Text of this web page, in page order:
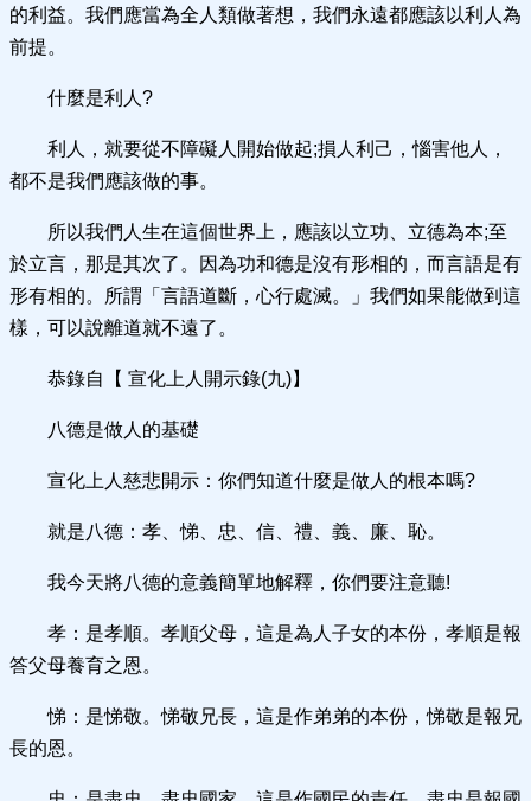
的利益。我們應當為全人類做著想，我們永遠都應該以利人為
前提。
什麼是利人?
利人，就要從不障礙人開始做起;損人利己，惱害他人，
都不是我們應該做的事。
所以我們人生在這個世界上，應該以立功、立德為本;至
於立言，那是其次了。因為功和德是沒有形相的，而言語是有
形有相的。所謂「言語道斷，心行處滅。」我們如果能做到這
樣，可以說離道就不遠了。
恭錄自【 宣化上人開示錄(九)】
八德是做人的基礎
宣化上人慈悲開示：你們知道什麼是做人的根本嗎?
就是八德：孝、悌、忠、信、禮、義、廉、恥。
我今天將八德的意義簡單地解釋，你們要注意聽!
孝：是孝順。孝順父母，這是為人子女的本份，孝順是報
答父母養育之恩。
悌：是悌敬。悌敬兄長，這是作弟弟的本份，悌敬是報兄
長的恩。